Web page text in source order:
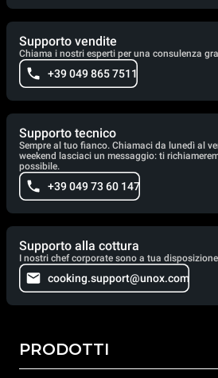
Supporto vendite
Chiama i nostri esperti per una consulenza
+39 049 865 7511
Supporto tecnico
Sempre al tuo fianco. Chiamaci da lunedì al
weekend lasciaci un messaggio: ti
possibile.
+39 049 73 60 147
Supporto alla cottura
I nostri chef corporate sono a tua
cooking.support@unox.com
PRODOTTI